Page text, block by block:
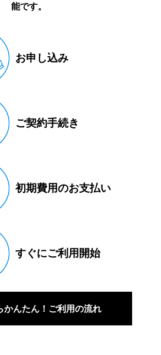
能です。
お申し込み
ご契約手続き
初期費用のお支払い
すぐにご利用開始
かんたん！ご利用の流れ